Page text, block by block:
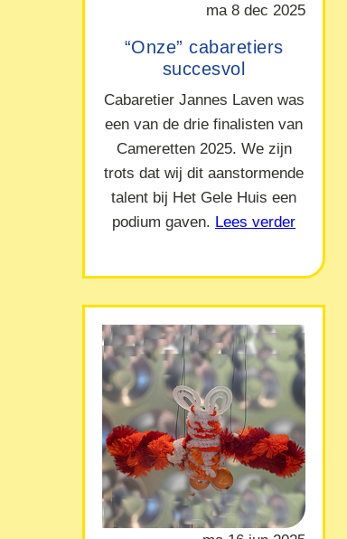
ma 8 dec 2025
“Onze” cabaretiers
succesvol
Cabaretier Jannes Laven was
een van de drie finalisten van
Cameretten 2025. We zijn
trots dat wij dit aanstormende
talent bij Het Gele Huis een
podium gaven. Lees verder